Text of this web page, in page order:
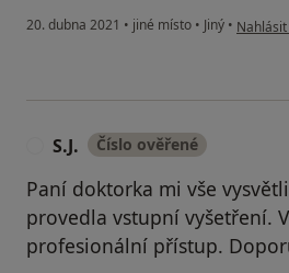
20. dubna 2021 • jiné místo • Jiný • podle
S.J. Číslo ověřené
Paní doktorka mi vše
provedla vstupní vyšetření.
profesionální přístup.